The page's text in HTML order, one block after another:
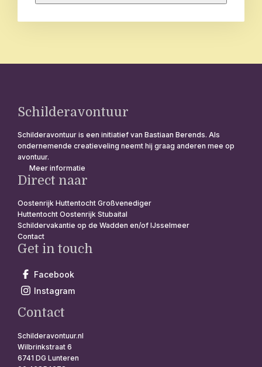
Schilderavontuur
Schilderavontuur is een initiatief van Bastiaan Berends. Als
ondernemende creatieveling neemt hij graag anderen mee op
avontuur.
Meer informatie
Direct naar
Oostenrijk Huttentocht Großvenediger
Huttentocht Oostenrijk Stubaital
Schildervakantie op de Wadden en/of IJsselmeer
Contact
Get in touch
Facebook
Instagram
Contact
Schilderavontuur.nl
Wilbrinkstraat 6
6741 DG Lunteren